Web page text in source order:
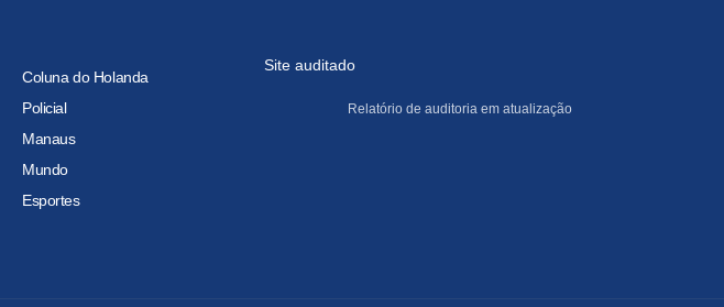
Coluna do Holanda
Policial
Manaus
Mundo
Esportes
Site auditado
Relatório de auditoria em atualização